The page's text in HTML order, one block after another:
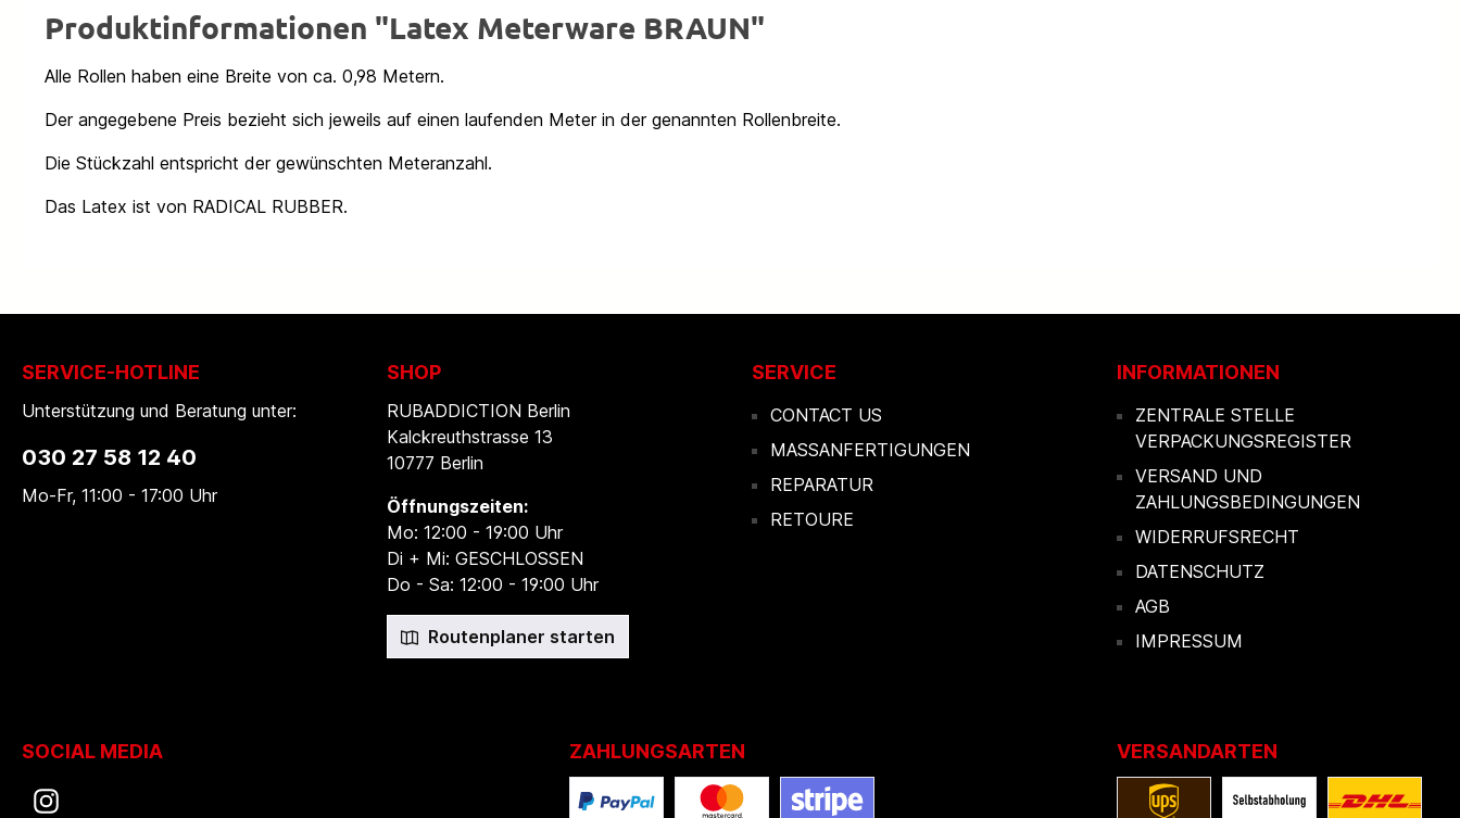
Produktinformationen "Latex Meterware BRAUN"
Alle Rollen haben eine Breite von ca. 0,98 Metern.
Der angegebene Preis bezieht sich jeweils auf einen laufenden Meter in der genannten Rollenbreite.
Die Stückzahl entspricht der gewünschten Meteranzahl.
Das Latex ist von RADICAL RUBBER.
SHOP
RUBADDICTION Berlin
Kalckreuthstrasse 13
10777 Berlin
Öffnungszeiten:
Mo: 12:00 - 19:00 Uhr
Di + Mi: GESCHLOSSEN
Do - Sa: 12:00 - 19:00 Uhr
Routenplaner starten
SERVICE
CONTACT US
MASSANFERTIGUNGEN
REPARATUR
RETOURE
INFORMATIONEN
ZENTRALE STELLE
VERPACKUNGSREGISTER
VERSAND UND
ZAHLUNGSBEDINGUNGEN
WIDERRUFSRECHT
DATENSCHUTZ
AGB
IMPRESSUM
SERVICE-HOTLINE
Unterstützung und Beratung unter:
030 27 58 12 40
Mo-Fr, 11:00 - 17:00 Uhr
SOCIAL MEDIA ZAHLUNGSARTEN VERSANDARTEN